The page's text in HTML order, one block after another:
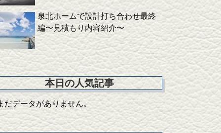
泉北ホームで設計打ち合わせ最終
編〜見積もり内容紹介〜
本日の人気記事
だデータがありません。